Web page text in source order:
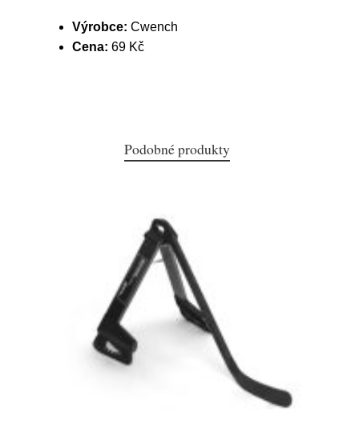
Výrobce: Cwench
Cena: 69 Kč
Podobné produkty